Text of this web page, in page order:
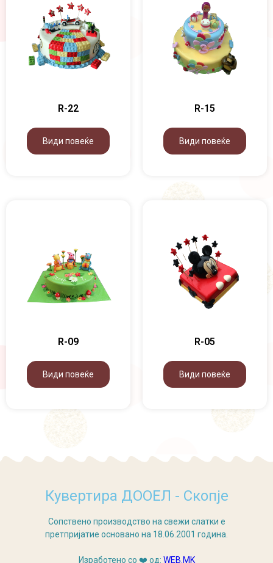
R-22
Види повеќе
R-15
Види повеќе
R-09
Види повеќе
R-05
Види повеќе
Кувертира ДООЕЛ - Скопје
Сопствено производство на свежи слатки е
претпријатие основано на 18.06.2001 година.
Изработено со ❤️ од: WEB.MK